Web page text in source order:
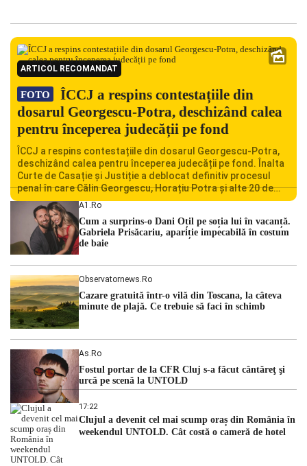
ARTICOL RECOMANDAT
FOTO
ÎCCJ a respins contestațiile din
dosarul Georgescu-Potra, deschizând calea
pentru începerea judecății pe fond
ÎCCJ a respins contestațiile din dosarul Georgescu-Potra,
deschizând calea pentru începerea judecății pe fond. Înalta
Curte de Casație și Justiție a deblocat definitiv procesul
penal în care Călin Georgescu, Horațiu Potra și alte 20 de
persoane sunt acuzați de acțiuni îndreptate împotriva
ordinii constituționale. În ședința din camera preliminară,
judecătorii de la instanța supremă au […]
A1.ro
Cum a surprins-o Dani Oțil pe soția lui în vacanță.
Gabriela Prisăcariu, apariție impecabilă în costum
de baie
Observatornews.ro
Cazare gratuită într-o vilă din Toscana, la câteva
minute de plajă. Ce trebuie să faci în schimb
As.ro
Fostul portar de la CFR Cluj s-a făcut cântăreţ şi
urcă pe scenă la UNTOLD
17:22
Clujul a devenit cel mai scump oraș din România în
weekendul UNTOLD. Cât costă o cameră de hotel